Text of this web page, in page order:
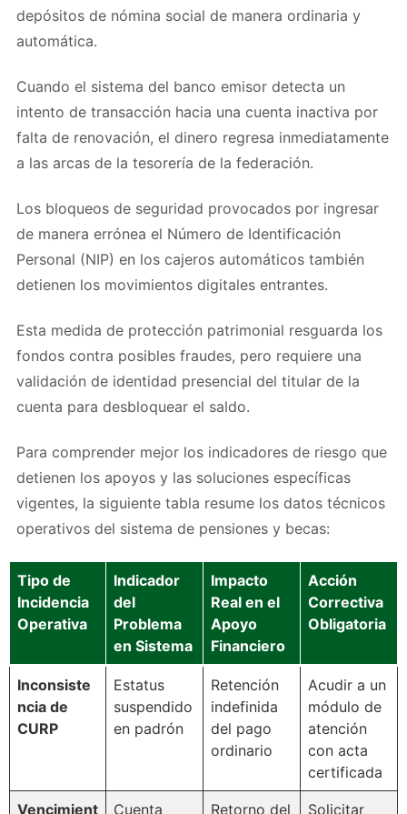
depósitos de nómina social de manera ordinaria y
automática.
Cuando el sistema del banco emisor detecta un
intento de transacción hacia una cuenta inactiva por
falta de renovación, el dinero regresa inmediatamente
a las arcas de la tesorería de la federación.
Los bloqueos de seguridad provocados por ingresar
de manera errónea el Número de Identificación
Personal (NIP) en los cajeros automáticos también
detienen los movimientos digitales entrantes.
Esta medida de protección patrimonial resguarda los
fondos contra posibles fraudes, pero requiere una
validación de identidad presencial del titular de la
cuenta para desbloquear el saldo.
Para comprender mejor los indicadores de riesgo que
detienen los apoyos y las soluciones específicas
vigentes, la siguiente tabla resume los datos técnicos
operativos del sistema de pensiones y becas:
Tipo de
Incidencia
Operativa
Indicador
del
Problema
en Sistema
Impacto
Real en el
Apoyo
Financiero
Acción
Correctiva
Obligatoria
Inconsiste
ncia de
CURP
Estatus
suspendido
en padrón
Retención
indefinida
del pago
ordinario
Acudir a un
módulo de
atención
con acta
certificada
Vencimient
Cuenta
Retorno del
Solicitar